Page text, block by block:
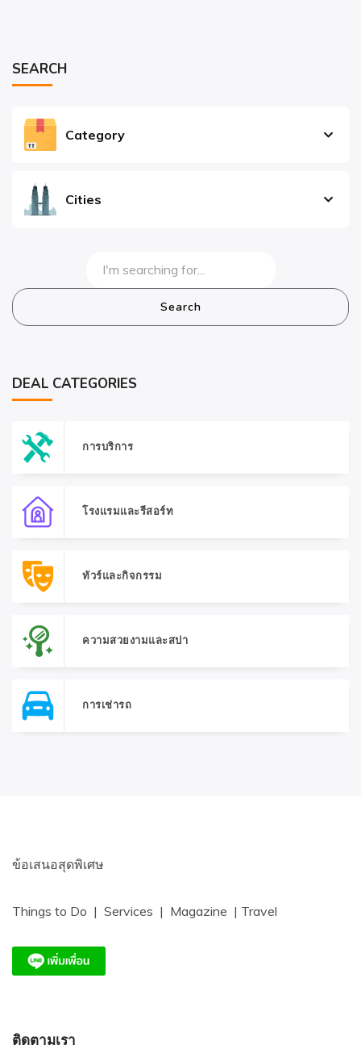
SEARCH
Category
Cities
Search
DEAL CATEGORIES
การบริการ
โรงแรมและรีสอร์ท
ทัวร์และกิจกรรม
ความสวยงามและสปา
การเช่ารถ
ข้อเสนอสุดพิเศษ
Things to Do | Services | Magazine | Travel
ติดตามเรา